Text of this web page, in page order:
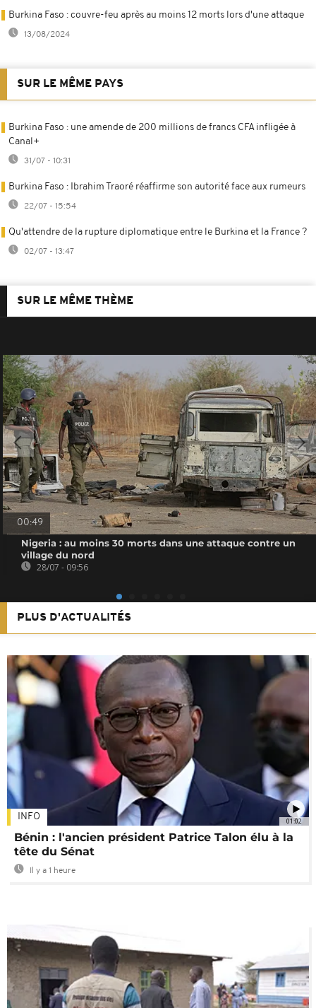
Burkina Faso : couvre-feu après au moins 12 morts lors d'une attaque
13/08/2024
SUR LE MÊME PAYS
Burkina Faso : une amende de 200 millions de francs CFA infligée à
Canal+
31/07 - 10:31
Burkina Faso : Ibrahim Traoré réaffirme son autorité face aux rumeurs
22/07 - 15:54
Qu'attendre de la rupture diplomatique entre le Burkina et la France ?
02/07 - 13:47
SUR LE MÊME THÈME
00:49
Nigeria : au moins 30 morts dans une attaque contre un
village du nord
28/07 - 09:56
PLUS D'ACTUALITÉS
01:02
INFO
Bénin : l'ancien président Patrice Talon élu à la
tête du Sénat
Il y a 1 heure